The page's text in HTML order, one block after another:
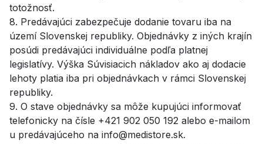
totožnosť.
8. Predávajúci zabezpečuje dodanie tovaru iba na
území Slovenskej republiky. Objednávky z iných krajín
posúdi predávajúci individuálne podľa platnej
legislatívy. Výška Súvisiacich nákladov ako aj dodacie
lehoty platia iba pri objednávkach v rámci Slovenskej
republiky.
9. O stave objednávky sa môže kupujúci informovať
telefonicky na čísle +421 902 050 192 alebo e-mailom
u predávajúceho na info@medistore.sk.